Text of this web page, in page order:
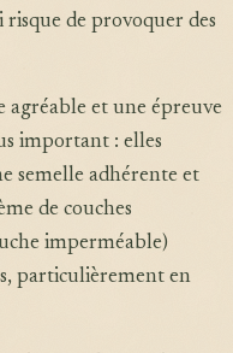
de provoquer des
agréable et une épreuve
important : elles
semelle adhérente et
de couches
imperméable)
particulièrement en